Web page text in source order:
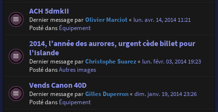
ACH 5dmkII
Dernier message parOlivier Marciot« lun. avr. 14, 2014 11:21
Posté dans Équipement
2014, l'année des aurores, urgent cède billet pour
l'Islande
Dernier message parChristophe Suarez« lun. févr. 03, 2014 19:23
Posté dansAutres images
Vends Canon 40D
Dernier message parGilles Duperron« dim. janv. 19, 2014 23:26
Posté dans Équipement